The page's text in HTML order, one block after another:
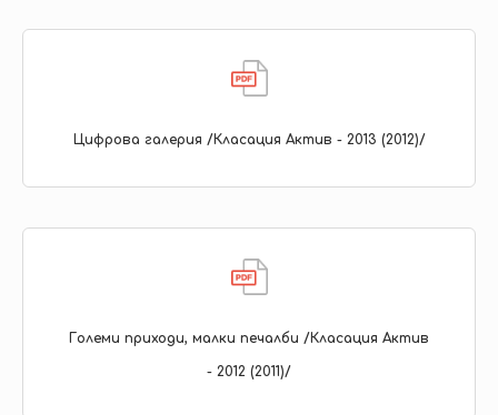
Цифрова галерия /Класация Актив - 2013 (2012)/
Големи приходи, малки печалби /Класация Актив
- 2012 (2011)/